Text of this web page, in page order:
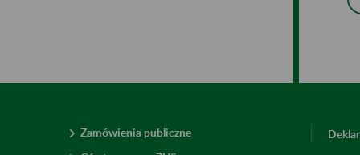
Zamówienia publiczne